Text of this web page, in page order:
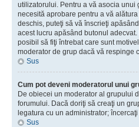
utilizatorului. Pentru a vă asocia
necesită aprobare pentru a vă
deschis, puteţi să vă înscrieţi
acest lucru apăsând butonul
posibil să fiţi întrebat care sunt
moderator de grup dacă vă respinge
Sus
Cum pot deveni moderatorul unui
De obiecei un moderator al grupului
forumului. Dacă doriţi să creaţi un
legatura cu un administrator;
Sus